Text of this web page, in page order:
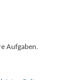
Aufgaben.